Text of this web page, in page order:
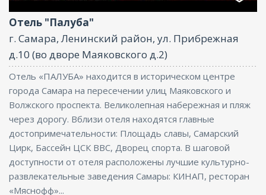
Отель "Палуба"
г. Самара, Ленинский район, ул. Прибрежная
д.10 (во дворе Маяковского д.2)
Отель «ПАЛУБА» находится в историческом центре
города Самара на пересечении улиц Маяковского и
Волжского проспекта. Великолепная набережная и пляж
через дорогу. Вблизи отеля находятся главные
достопримечательности: Площадь славы, Самарский
Цирк, Бассейн ЦСК ВВС, Дворец спорта. В шаговой
доступности от отеля расположены лучшие культурно-
развлекательные заведения Самары: КИНАП, ресторан
«Мяснофф»...